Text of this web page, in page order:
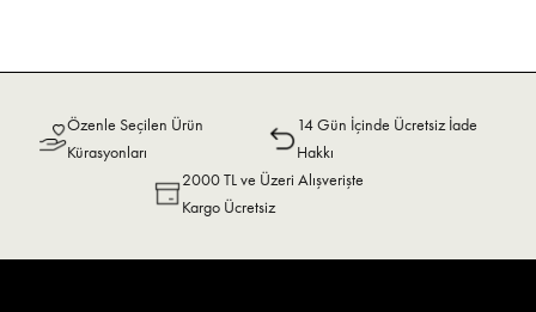
Özenle Seçilen Ürün
Kürasyonları
14 Gün İçinde Ücretsiz İade
Hakkı
2000 TL ve Üzeri Alışverişte
Kargo Ücretsiz